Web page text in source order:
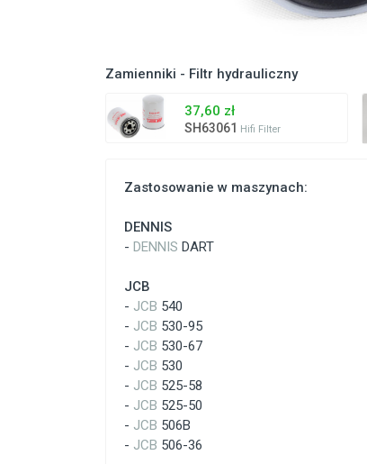
Zamienniki - Filtr hydrauliczny
37,60 zł
SH63061 Hifi Filter
Zastosowanie w maszynach:
DENNIS
- DENNIS DART
JCB
- JCB 540
- JCB 530-95
- JCB 530-67
- JCB 530
- JCB 525-58
- JCB 525-50
- JCB 506B
- JCB 506-36